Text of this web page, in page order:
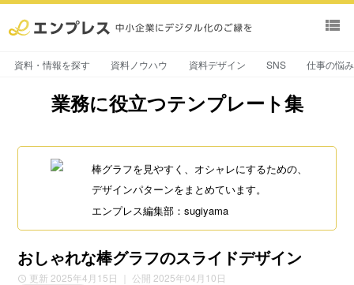
view_list
資料・情報を探す 資料ノウハウ 資料デザイン SNS 仕事の悩
業務に役立つテンプレート集
棒グラフを見やすく、オシャレにするための、
デザインパターンをまとめています。
エンプレス編集部：sugiyama
おしゃれな棒グラフのスライドデザイン
更新 2025年4月15日 ｜ 公開 2025年04月10日